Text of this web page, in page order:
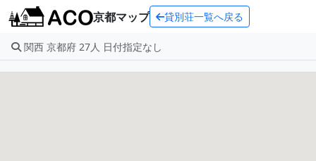
京都マップ 貸別荘一覧へ戻る
関西 京都府 27人 日付指定なし